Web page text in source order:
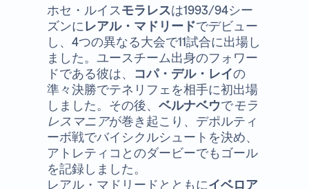
ホセ・ルイスモラレスは1993/94シー
ズンにレアル・マドリードでデビュー
し、4つの異なる大会で11試合に出場し
ました。ユースチーム出身のフォワー
ドである彼は、 コパ・デル・レイの
準々決勝でテネリフェを相手に初出場
しました。その後、 ベルナベウでモラ
レスマニアが巻き起こり、デポルティ
ーボ戦でバイシクルシュートを決め、
アトレティコとのダービーでもゴール
を記録しました。
レアル・マドリードとともにイベロア